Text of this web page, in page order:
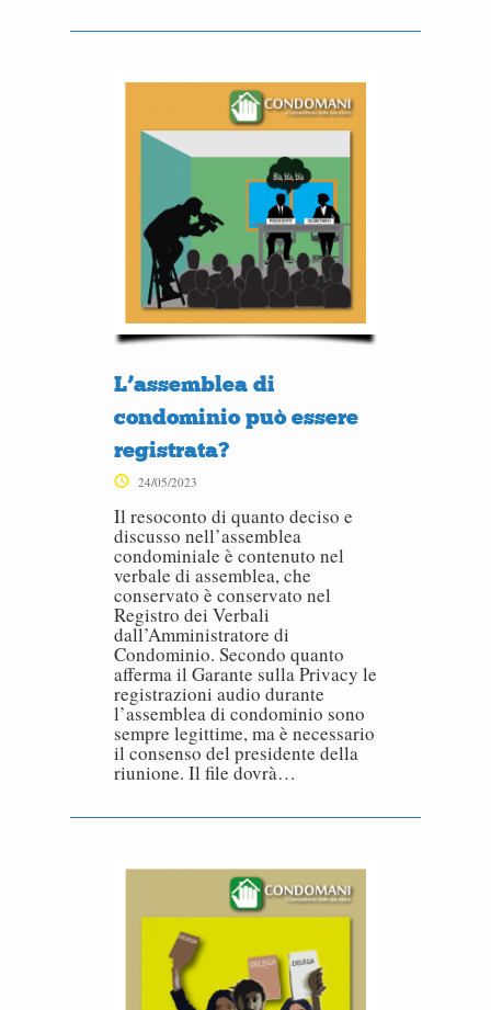
L’assemblea di
condominio può essere
registrata?
24/05/2023
Il resoconto di quanto deciso e
discusso nell’assemblea
condominiale è contenuto nel
verbale di assemblea, che
conservato è conservato nel
Registro dei Verbali
dall’Amministratore di
Condominio. Secondo quanto
afferma il Garante sulla Privacy le
registrazioni audio durante
l’assemblea di condominio sono
sempre legittime, ma è necessario
il consenso del presidente della
riunione. Il file dovrà…